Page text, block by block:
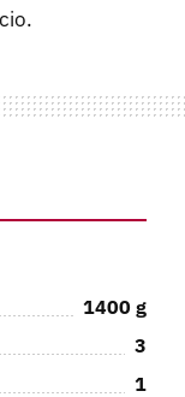
1400 g
3
1